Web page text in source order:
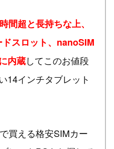
間超と長持ちな上、
スロット、nanoSIM
内蔵してこのお値段
14インチタブレット
買える格安SIMカー